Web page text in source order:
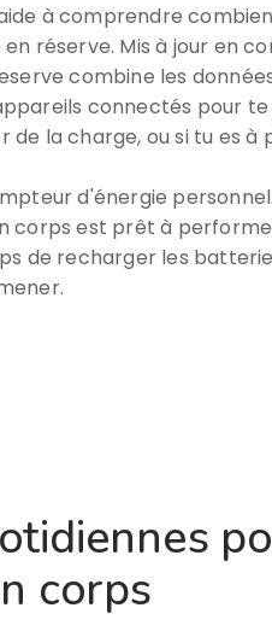
à comprendre
réserve. Mis à jour en
combine les
connectés pour
la charge, ou si tu es à
d'énergie
corps est prêt à
de recharger les
corps